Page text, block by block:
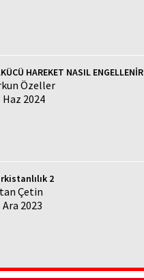
HAREKET NASIL ENGELLENİR
Özeller
Haz 2024
2
Çetin
Ara 2023